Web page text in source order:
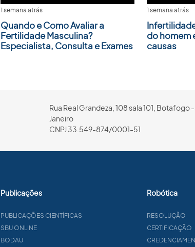
1 semana atrás
Quando e Como Avaliar a
Fertilidade Masculina?
Especialista, Consulta e Exames
1 semana atrás
do homem
causas
Rua Real Grandeza, 108 sala 101, Botafogo
Janeiro
CNPJ 33.549-874/0001-51
Publicações
PUBLICAÇÕES CIENTÍFICAS
SBU ONLINE
BODAU
Robótica
RESOLUÇÃO
CERTIFICAÇÃO